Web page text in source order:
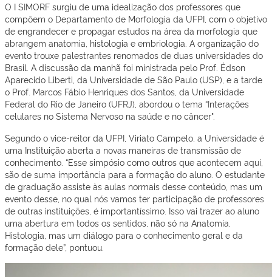
O I SIMORF surgiu de uma idealização dos professores que
compõem o Departamento de Morfologia da UFPI, com o objetivo
de engrandecer e propagar estudos na área da morfologia que
abrangem anatomia, histologia e embriologia. A organização do
evento trouxe palestrantes renomados de duas universidades do
Brasil. A discussão da manhã foi ministrada pelo Prof. Édson
Aparecido Liberti, da Universidade de São Paulo (USP), e a tarde
o Prof. Marcos Fábio Henriques dos Santos, da Universidade
Federal do Rio de Janeiro (UFRJ), abordou o tema “Interações
celulares no Sistema Nervoso na saúde e no câncer".
Segundo o vice-reitor da UFPI, Viriato Campelo, a Universidade é
uma Instituição aberta a novas maneiras de transmissão de
conhecimento. “Esse simpósio como outros que acontecem aqui,
são de suma importância para a formação do aluno. O estudante
de graduação assiste às aulas normais desse conteúdo, mas um
evento desse, no qual nós vamos ter participação de professores
de outras instituições, é importantíssimo. Isso vai trazer ao aluno
uma abertura em todos os sentidos, não só na Anatomia,
Histologia, mas um diálogo para o conhecimento geral e da
formação dele”, pontuou.